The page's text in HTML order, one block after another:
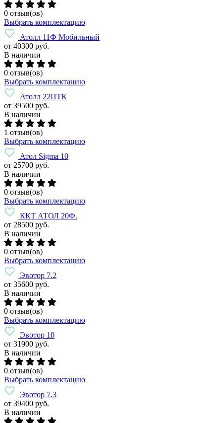
0 отзыв(ов)
Выбрать комплектацию
Атолл 11Ф Мобильный
от 40300 руб.
В наличии
0 отзыв(ов)
Выбрать комплектацию
Атолл 22ПТК
от 39500 руб.
В наличии
1 отзыв(ов)
Выбрать комплектацию
Атол Sigma 10
от 25700 руб.
В наличии
0 отзыв(ов)
Выбрать комплектацию
ККТ АТОЛ 20Ф.
от 28500 руб.
В наличии
0 отзыв(ов)
Выбрать комплектацию
Эвотор 7.2
от 35600 руб.
В наличии
0 отзыв(ов)
Выбрать комплектацию
Эвотор 10
от 31900 руб.
В наличии
0 отзыв(ов)
Выбрать комплектацию
Эвотор 7.3
от 39400 руб.
В наличии